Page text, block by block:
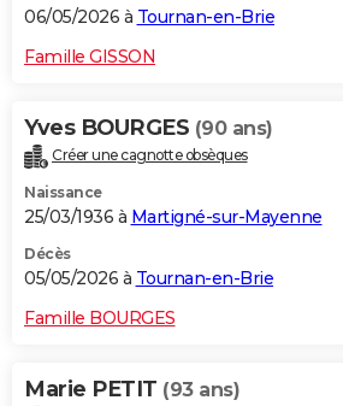
06/05/2026 à Tournan-en-Brie
Famille GISSON
Yves BOURGES (90 ans)
Créer une cagnotte obsèques
Naissance
25/03/1936 à Martigné-sur-Mayenne
Décès
05/05/2026 à Tournan-en-Brie
Famille BOURGES
Marie PETIT (93 ans)